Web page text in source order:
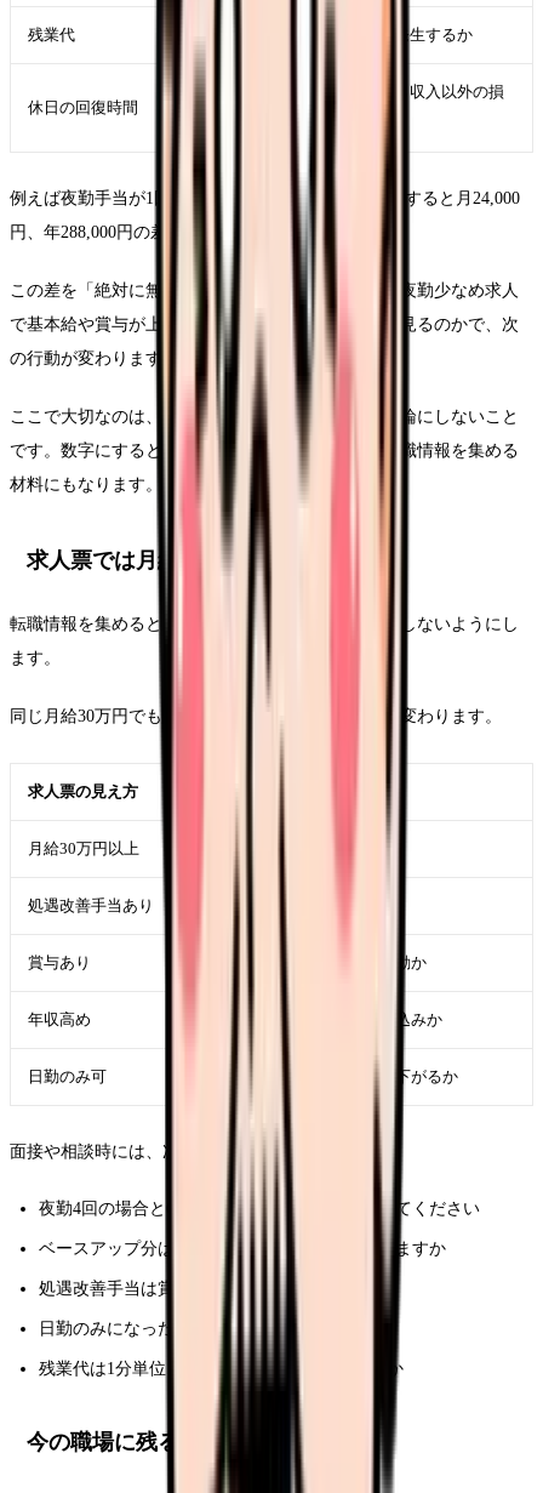
残業代 夜勤減で残業も減るか、別に発生するか
休日の回復時間
明けの翌日まで寝込む状態なら収入以外の損
例えば夜勤手当が1回12,000円なら、月6回から4回にすると月24,000
円、年288,000円の差です。
この差を「絶対に無理」と見るのか、「日勤のみや夜勤少なめ求人
で基本給や賞与が上がれば埋まる可能性がある」と見るのかで、次
の行動が変わります。
ここで大切なのは、夜勤を減らしたい気持ちを根性論にしないこと
です。数字にすると、職場に相談する材料にも、転職情報を集める
材料にもなります。
求人票では月給ではなく内訳を見る
転職情報を集めるときは、求人票の月給だけで比較しないようにし
ます。
同じ月給30万円でも、内訳が違えば働き方は大きく変わります。
求人票の見え方
月給30万円以上
処遇改善手当あり 金額と支給条件
賞与あり 基本給ベースか、実績連動か
年収高め 残業・夜勤・オンコール込みか
日勤のみ可 基本給と手当がどこまで下がるか
面接や相談時には、次のように聞くと具体的です。
夜勤4回の場合と6回の場合の月収モデルを教えてください
ベースアップ分は基本給と手当のどちらに入りますか
処遇改善手当は賞与算定に含まれますか
日勤のみになった場合、どの手当が外れますか
残業代は1分単位、15分単位、固定のどれですか
今の職場に残るか迷うときの判断表